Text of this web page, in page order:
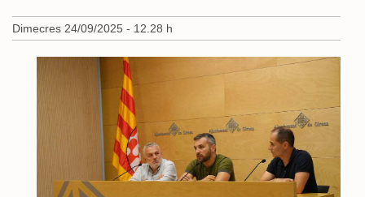
Dimecres 24/09/2025 - 12.28 h